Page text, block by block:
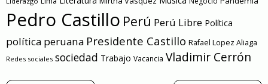
Pedro Castillo Perú Perú Libre Política
política peruana Presidente Castillo Rafael Lopez Aliaga
Redes sociales sociedad Trabajo Vacancia Vladimir Cerrón